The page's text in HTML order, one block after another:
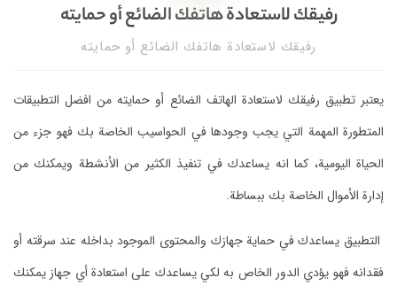
رفيقك لاستعادة هاتفك الضائع أو حمايته
رفيقك لاستعادة هاتفك الضائع أو حمايته
يعتبر تطبيق رفيقك لاستعادة الهاتف الضائع أو حمايته من افضل التطبيقات
المتطورة المهمة التي يجب وجودها في الحواسيب الخاصة بك فهو جزء من
الحياة اليومية، كما انه يساعدك في تنفيذ الكثير من الأنشطة ويمكنك من
إدارة الأموال الخاصة بك ببساطة.
التطبيق يساعدك في حماية جهازك والمحتوى الموجود بداخله عند سرقته أو
فقدانه فهو يؤدي الدور الخاص به لكي يساعدك على استعادة أي جهاز يمكنك